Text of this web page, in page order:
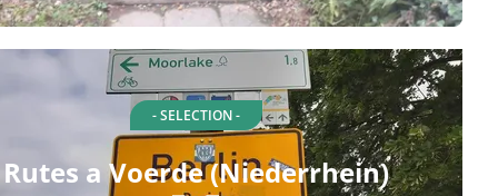
- SELECTION -
Rutes a Voerde (Niederrhein)